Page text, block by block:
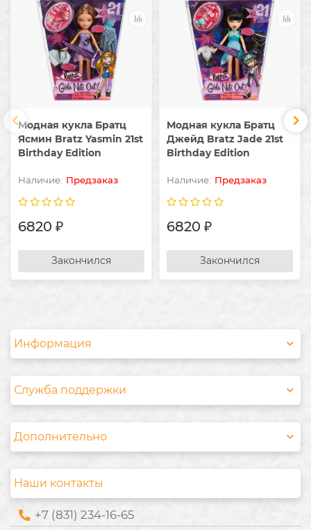
Модная кукла Братц
Ясмин Bratz Yasmin 21st
Birthday Edition
Предзаказ
6820 ₽
Закончился
Модная кукла Братц
Джейд Bratz Jade 21st
Birthday Edition
Предзаказ
6820 ₽
Закончился
Информация
Служба поддержки
Дополнительно
Наши контакты
+7 (831) 234-16-65